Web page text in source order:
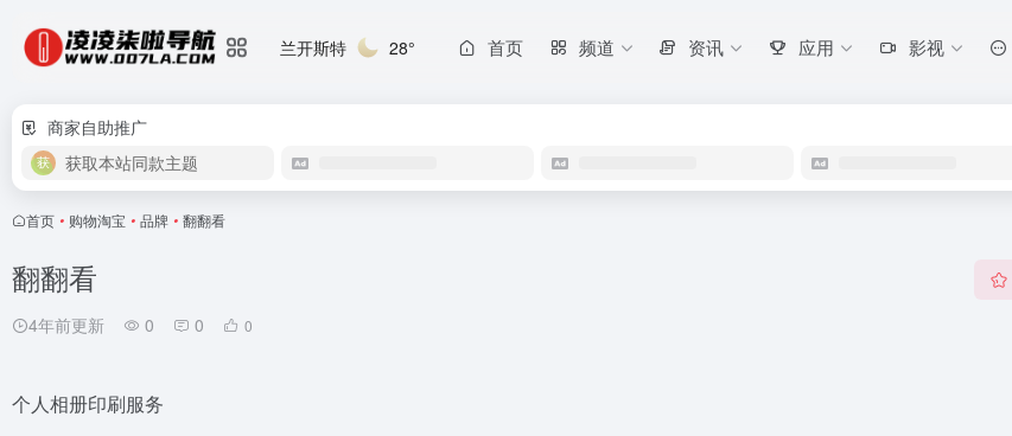
兰开斯特 28° 首页 频道 资讯 应用 影视
商家自助推广
获取本站同款主题
首页 • 购物淘宝 • 品牌 • 翻翻看
翻翻看
4年前更新 0 0 0
个人相册印刷服务